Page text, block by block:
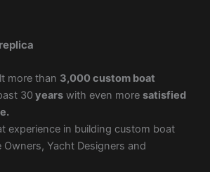
more than 3,000 custom boat
30 yearswith even more satisfied
experience in building custom boat
Owners, Yacht Designers and